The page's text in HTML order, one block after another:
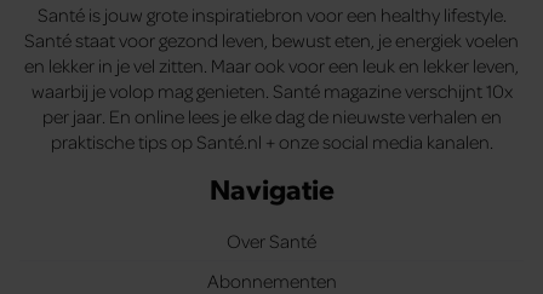
Santé is jouw grote inspiratiebron voor een healthy lifestyle.
Santé staat voor gezond leven, bewust eten, je energiek voelen
en lekker in je vel zitten. Maar ook voor een leuk en lekker leven,
waarbij je volop mag genieten. Santé magazine verschijnt 10x
per jaar. En online lees je elke dag de nieuwste verhalen en
praktische tips op Santé.nl + onze social media kanalen.
Navigatie
Over Santé
Abonnementen